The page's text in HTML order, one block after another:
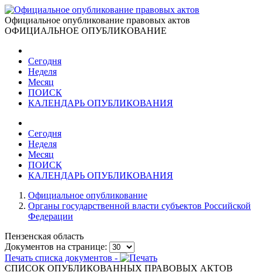
Официальное опубликование правовых актов
ОФИЦИАЛЬНОЕ ОПУБЛИКОВАНИЕ
Сегодня
Неделя
Месяц
ПОИСК
КАЛЕНДАРЬ ОПУБЛИКОВАНИЯ
Сегодня
Неделя
Месяц
ПОИСК
КАЛЕНДАРЬ ОПУБЛИКОВАНИЯ
Официальное опубликование
Органы государственной власти субъектов Российской
Федерации
Пензенская область
Документов на странице:
Печать списка документов -
СПИСОК ОПУБЛИКОВАННЫХ ПРАВОВЫХ АКТОВ